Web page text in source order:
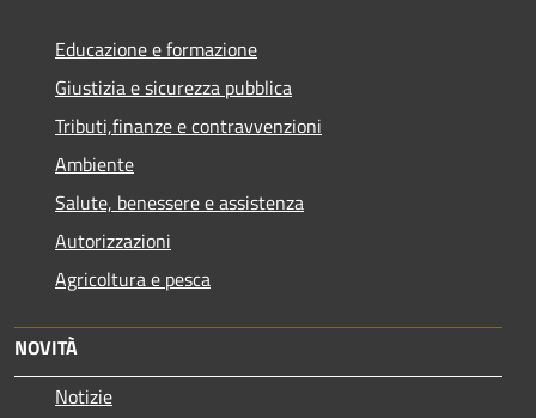
Educazione e formazione
Giustizia e sicurezza pubblica
Tributi,finanze e contravvenzioni
Ambiente
Salute, benessere e assistenza
Autorizzazioni
Agricoltura e pesca
NOVITÀ
Notizie